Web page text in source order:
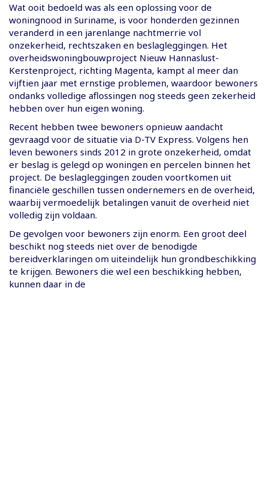
Wat ooit bedoeld was als een oplossing voor de
woningnood in Suriname, is voor honderden gezinnen
veranderd in een jarenlange nachtmerrie vol
onzekerheid, rechtszaken en beslagleggingen. Het
overheidswoningbouwproject Nieuw Hannaslust-
Kerstenproject, richting Magenta, kampt al meer dan
vijftien jaar met ernstige problemen, waardoor bewoners
ondanks volledige aflossingen nog steeds geen zekerheid
hebben over hun eigen woning.
Recent hebben twee bewoners opnieuw aandacht
gevraagd voor de situatie via D-TV Express. Volgens hen
leven bewoners sinds 2012 in grote onzekerheid, omdat
er beslag is gelegd op woningen en percelen binnen het
project. De beslagleggingen zouden voortkomen uit
financiële geschillen tussen ondernemers en de overheid,
waarbij vermoedelijk betalingen vanuit de overheid niet
volledig zijn voldaan.
De gevolgen voor bewoners zijn enorm. Een groot deel
beschikt nog steeds niet over de benodigde
bereidverklaringen om uiteindelijk hun grondbeschikking
te krijgen. Bewoners die wel een beschikking hebben,
kunnen daar in de